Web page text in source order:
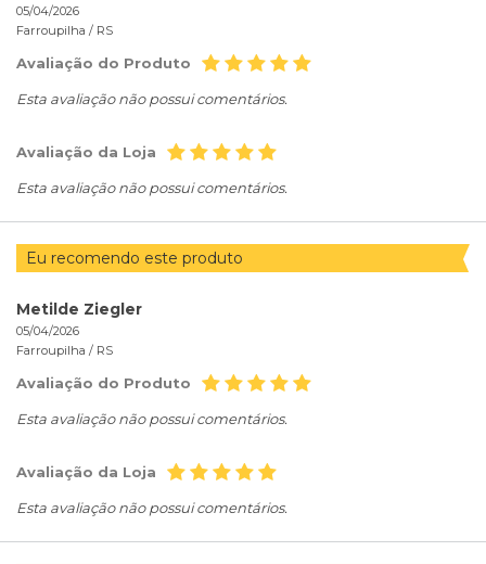
05/04/2026
Farroupilha / RS
Avaliação do Produto
Esta avaliação não possui comentários.
Avaliação da Loja
Esta avaliação não possui comentários.
Eu recomendo este produto
Metilde Ziegler
05/04/2026
Farroupilha / RS
Avaliação do Produto
Esta avaliação não possui comentários.
Avaliação da Loja
Esta avaliação não possui comentários.